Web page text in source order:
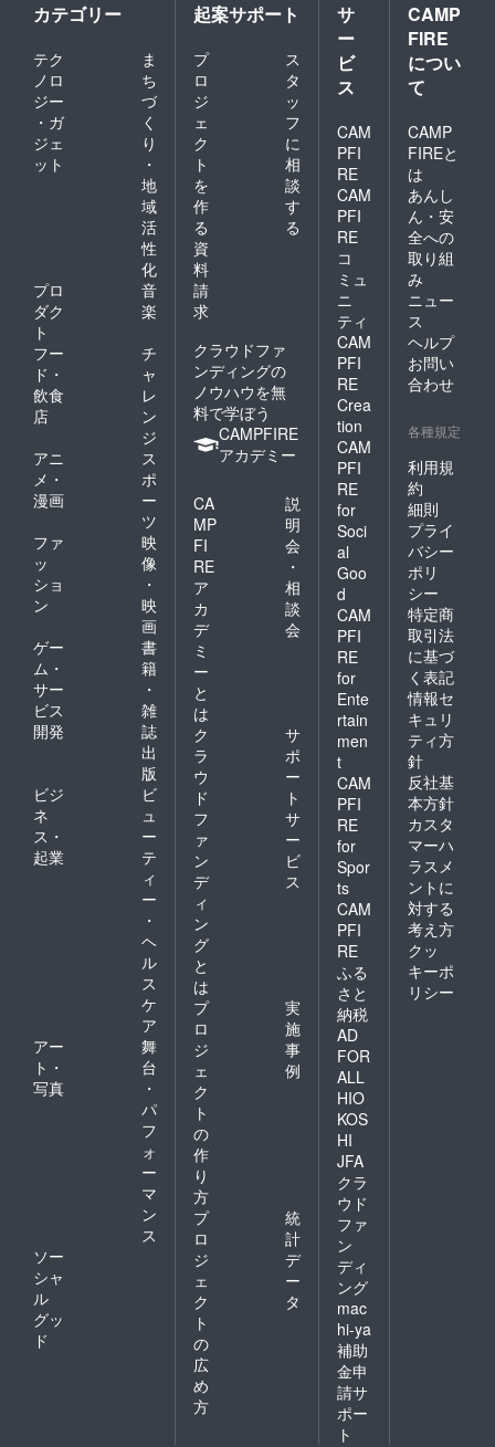
カテゴリー
テク
ノロ
ジー
・ガ
ジェ
ット
ま
ち
づ
く
り
・
地
域
活
性
化
プロ
ダク
ト
音
楽
フー
ド・
飲食
店
チ
ャ
レ
ン
ジ
アニ
メ・
漫画
ス
ポ
ー
ツ
ファ
ッ
ショ
ン
映
像
・
映
画
ゲー
ム・
サー
ビス
開発
書
籍
・
雑
誌
出
版
ビジ
ネ
ス・
起業
ビ
ュ
ー
テ
ィ
ー
・
ヘ
ル
ス
ケ
ア
アー
ト・
写真
舞
台
・
パ
フ
ォ
ー
マ
ン
ス
ソー
シャ
ル
グッ
ド
起案サポート
プ
ロ
ジ
ェ
ク
ト
を
作
る
ス
タ
ッ
フ
に
相
談
す
る
資
料
請
求
クラウドファ
ンディングの
ノウハウを無
料で学ぼう
CAMPFIRE
アカデミー
CA
MP
FI
RE
ア
カ
デ
ミ
ー
と
は
説
明
会
・
相
談
会
ク
ラ
ウ
ド
フ
ァ
ン
デ
ィ
ン
グ
と
は
サ
ポ
ー
ト
サ
ー
ビ
ス
プ
ロ
ジ
ェ
ク
ト
の
作
り
方
実
施
事
例
プ
ロ
ジ
ェ
ク
ト
の
広
め
方
統
計
デ
ー
タ
サ
ー
ビ
ス
CAM
PFI
RE
CAM
PFI
RE
コ
ミュ
ニ
ティ
CAM
PFI
RE
Crea
tion
CAM
PFI
RE
for
Soci
al
Goo
d
CAM
PFI
RE
for
Ente
rtain
men
t
CAM
PFI
RE
for
Spor
ts
CAM
PFI
RE
ふる
さと
納税
AD
FOR
ALL
HIO
KOS
HI
JFA
クラ
ウド
ファ
ン
ディ
ング
mac
hi-ya
補助
金申
請サ
ポー
ト
CAMP
FIRE
につい
て
CAMP
FIREと
は
あんし
ん・安
全への
取り組
み
ニュー
ス
ヘルプ
お問い
合わせ
各種規定
利用規
約
細則
プライ
バシー
ポリ
シー
特定商
取引法
に基づ
く表記
情報セ
キュリ
ティ方
針
反社基
本方針
カスタ
マーハ
ラスメ
ントに
対する
考え方
クッ
キーポ
リシー